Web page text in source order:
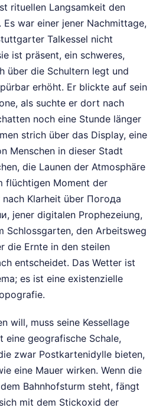
rituellen Langsamkeit den
war einer jener Nachmittage,
Talkessel nicht
ist präsent, ein schweres,
über die Schultern legt und
erhöht. Er blickte auf sein
als suchte er dort nach
noch eine Stunde länger
strich über das Display, eine
Menschen in dieser Stadt
die Launen der Atmosphäre
flüchtigen Moment der
Klarheit über Погода
jener digitalen Prophezeiung,
Schlossgarten, den Arbeitsweg
die Ernte in den steilen
entscheidet. Das Wetter ist
es ist eine existenzielle
will, muss seine Kessellage
eine geografische Schale,
zwar Postkartenidylle bieten,
eine Mauer wirken. Wenn die
Bahnhofsturm steht, fängt
mit dem Stickoxid der